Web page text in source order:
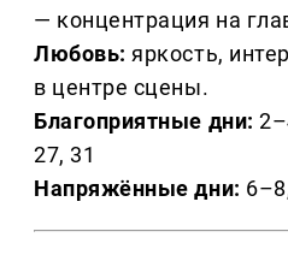
— концентрация на
Любовь: яркость,
в центре сцены.
Благоприятные дни:
27, 31
Напряжённые дни: